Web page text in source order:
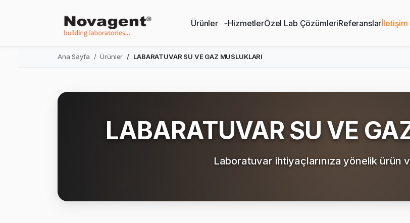
Ürünler HizmetlerÖzel Lab ÇözümleriReferanslarİletişim
Ana Sayfa Ürünler LABARATUVAR SU VE GAZ MUSLUKLARI
LABARATUVAR SU VE
Laboratuvar ihtiyaçlarınıza yönelik ürün